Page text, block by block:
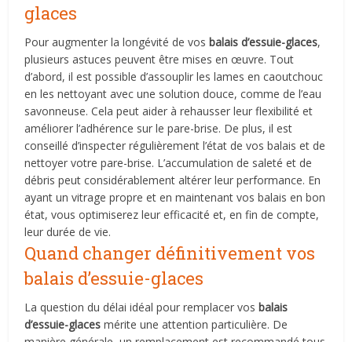
glaces
Pour augmenter la longévité de vosbalais d’essuie-glaces,
plusieurs astuces peuvent être mises en œuvre. Tout
d’abord, il est possible d’assouplir les lames en caoutchouc
en les nettoyant avec une solution douce, comme de l’eau
savonneuse. Cela peut aider à rehausser leur flexibilité et
améliorer l’adhérence sur le pare-brise. De plus, il est
conseillé d’inspecter régulièrement l’état de vos balais et de
nettoyer votre pare-brise. L’accumulation de saleté et de
débris peut considérablement altérer leur performance. En
ayant un vitrage propre et en maintenant vos balais en bon
état, vous optimiserez leur efficacité et, en fin de compte,
leur durée de vie.
Quand changer définitivement vos
balais d’essuie-glaces
La question du délai idéal pour remplacer vosbalais
d’essuie-glaces mérite une attention particulière. De